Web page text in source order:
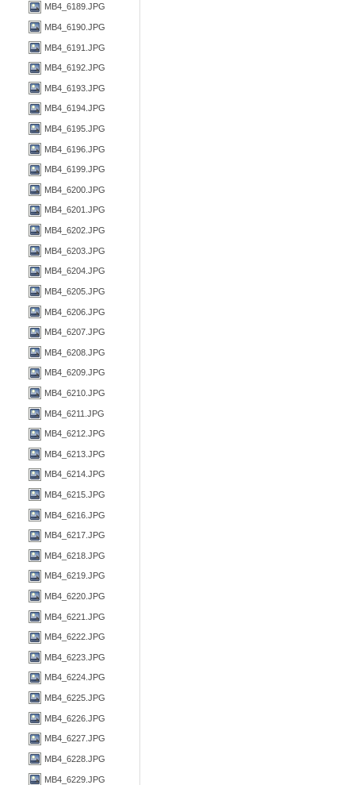
MB4_6189.JPG
MB4_6190.JPG
MB4_6191.JPG
MB4_6192.JPG
MB4_6193.JPG
MB4_6194.JPG
MB4_6195.JPG
MB4_6196.JPG
MB4_6199.JPG
MB4_6200.JPG
MB4_6201.JPG
MB4_6202.JPG
MB4_6203.JPG
MB4_6204.JPG
MB4_6205.JPG
MB4_6206.JPG
MB4_6207.JPG
MB4_6208.JPG
MB4_6209.JPG
MB4_6210.JPG
MB4_6211.JPG
MB4_6212.JPG
MB4_6213.JPG
MB4_6214.JPG
MB4_6215.JPG
MB4_6216.JPG
MB4_6217.JPG
MB4_6218.JPG
MB4_6219.JPG
MB4_6220.JPG
MB4_6221.JPG
MB4_6222.JPG
MB4_6223.JPG
MB4_6224.JPG
MB4_6225.JPG
MB4_6226.JPG
MB4_6227.JPG
MB4_6228.JPG
MB4_6229.JPG